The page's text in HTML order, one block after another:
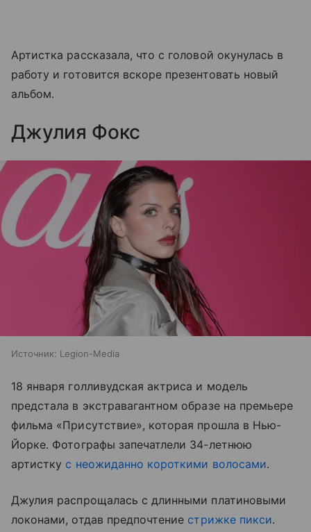
Артистка рассказала, что с головой окунулась в
работу и готовится вскоре презентовать новый
альбом.
Джулия Фокс
Источник: Legion-Media
18 января голливудская актриса и модель
предстала в экстравагантном образе на премьере
фильма «Присутствие», которая прошла в Нью-
Йорке. Фотографы запечатлели 34-летнюю
артистку с неожиданно короткими волосами.
Джулия распрощалась с длинными платиновыми
локонами, отдав предпочтение стрижке пикси.